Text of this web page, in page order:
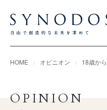
HOME オピニオン
18歳か
OPINION